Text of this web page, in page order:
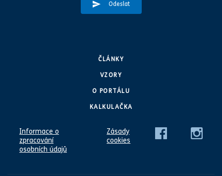
Odeslat
ČLÁNKY
VZORY
O PORTÁLU
KALKULAČKA
Informace o
zpracování
osobních údajů
Zásady
cookies